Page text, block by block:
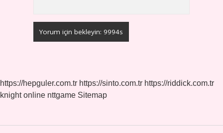
https://hepguler.com.tr https://sinto.com.tr https://riddick.com.tr
knight online nttgame Sitemap